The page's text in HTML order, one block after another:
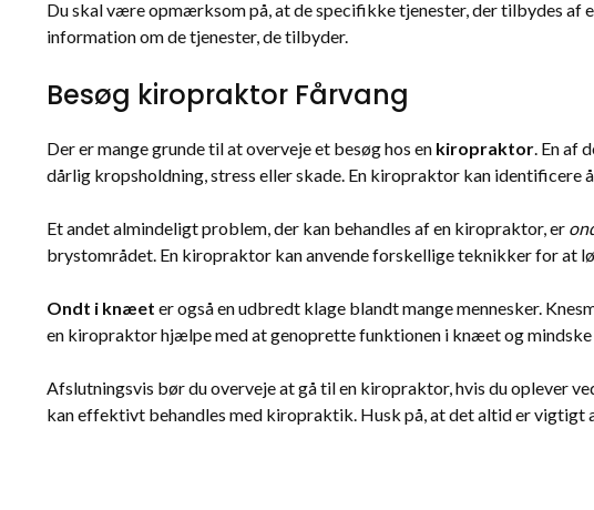
Du skal være opmærksom på, at de specifikke tjenester, der tilbydes af
information om de tjenester, de tilbyder.
Besøg kiropraktor Fårvang
Der er mange grunde til at overveje et besøg hos en kiropraktor. En af
dårlig kropsholdning, stress eller skade. En kiropraktor kan identificere
Et andet almindeligt problem, der kan behandles af en kiropraktor, er
brystområdet. En kiropraktor kan anvende forskellige teknikker for at
Ondt i knæet er også en udbredt klage blandt mange mennesker.
en kiropraktor hjælpe med at genoprette funktionen i knæet og mindske
Afslutningsvis bør du overveje at gå til en kiropraktor, hvis du oplever
kan effektivt behandles med kiropraktik. Husk på, at det altid er vigtigt